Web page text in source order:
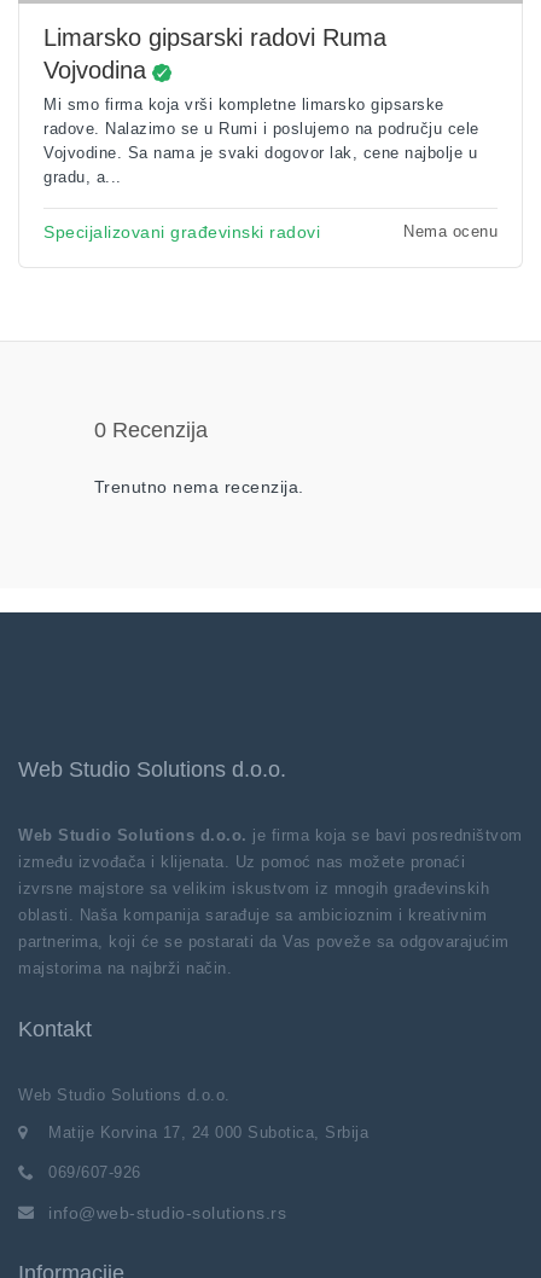
Limarsko gipsarski radovi Ruma
Vojvodina
Mi smo firma koja vrši kompletne limarsko gipsarske
radove. Nalazimo se u Rumi i poslujemo na području cele
Vojvodine. Sa nama je svaki dogovor lak, cene najbolje u
gradu, a...
Specijalizovani građevinski radovi Nema ocenu
0 Recenzija
Trenutno nema recenzija.
Web Studio Solutions d.o.o.
Web Studio Solutions d.o.o. je firma koja se bavi posredništvom
između izvođača i klijenata. Uz pomoć nas možete pronaći
izvrsne majstore sa velikim iskustvom iz mnogih građevinskih
oblasti. Naša kompanija sarađuje sa ambicioznim i kreativnim
partnerima, koji će se postarati da Vas poveže sa odgovarajućim
majstorima na najbrži način.
Kontakt
Web Studio Solutions d.o.o.
Matije Korvina 17, 24 000 Subotica, Srbija
069/607-926
info@web-studio-solutions.rs